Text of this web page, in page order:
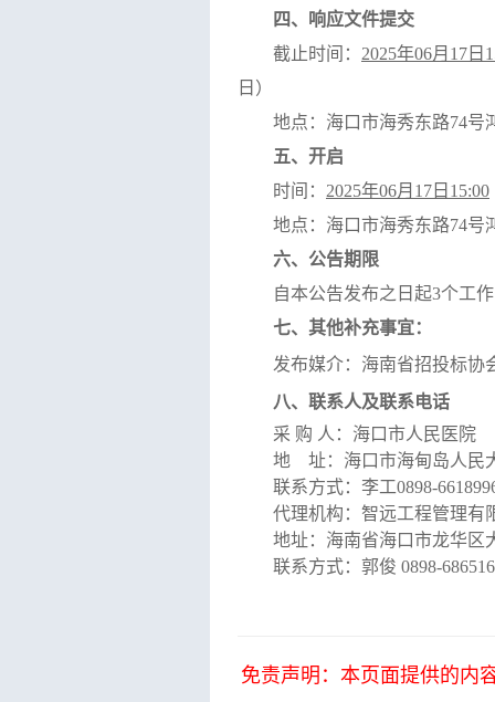
四、响应文件提交
截止时间： 2025年06月 1 7 日 1
日）
地点：海口市海秀东路74号
五、开启
时间： 2025年06月 1 7 日 1 5:00
地点：海口市海秀东路74号
六、公告期限
自本公告发布之日起3个工
七、其他补充事宜：
发布媒介： 海南省招投标协
八、 联系人及联系电话
采 购 人：海口市人民医院
地
址：海口市海甸岛人民
联系方式： 李工0898-
代理机构： 智远工程管理有
地址： 海南省海口市龙华区
联系方式： 郭俊 0898-
免责声明：本页面提供的内